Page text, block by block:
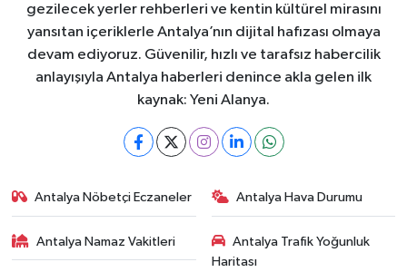
gezilecek yerler rehberleri ve kentin kültürel mirasını
yansıtan içeriklerle Antalya’nın dijital hafızası olmaya
devam ediyoruz. Güvenilir, hızlı ve tarafsız habercilik
anlayışıyla Antalya haberleri denince akla gelen ilk
kaynak: Yeni Alanya.
Antalya Nöbetçi Eczaneler Antalya Hava Durumu
Antalya Namaz Vakitleri
Antalya Trafik Yoğunluk
Haritası